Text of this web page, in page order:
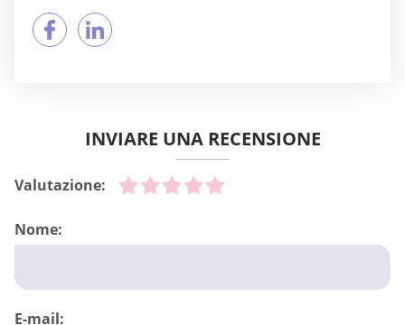
INVIARE UNA RECENSIONE
Valutazione:
Nome:
E-mail: